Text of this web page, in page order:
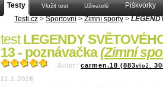
Testy Vložit test Uživatelé Piškvorky
Testi.cz > Sportovní > Zimní sporty >
testLEGENDY
13 - poznávačka(Zimní
Autor: carmen.18 (883vlož.
11.1.2026